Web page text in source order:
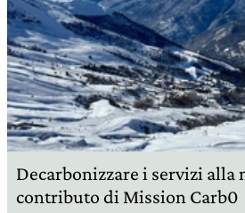
Decarbonizzare i servizi alla
contributo di Mission Carb0